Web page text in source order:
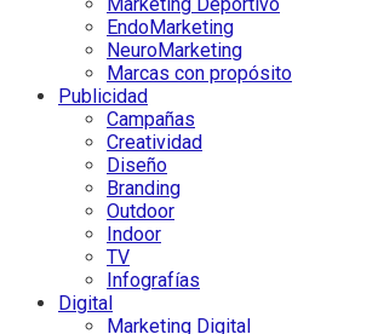
Marketing Deportivo
EndoMarketing
NeuroMarketing
Marcas con propósito
Publicidad
Campañas
Creatividad
Diseño
Branding
Outdoor
Indoor
TV
Infografías
Digital
Marketing Digital